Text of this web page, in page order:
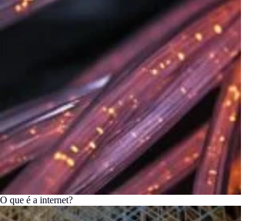
O que é a internet?